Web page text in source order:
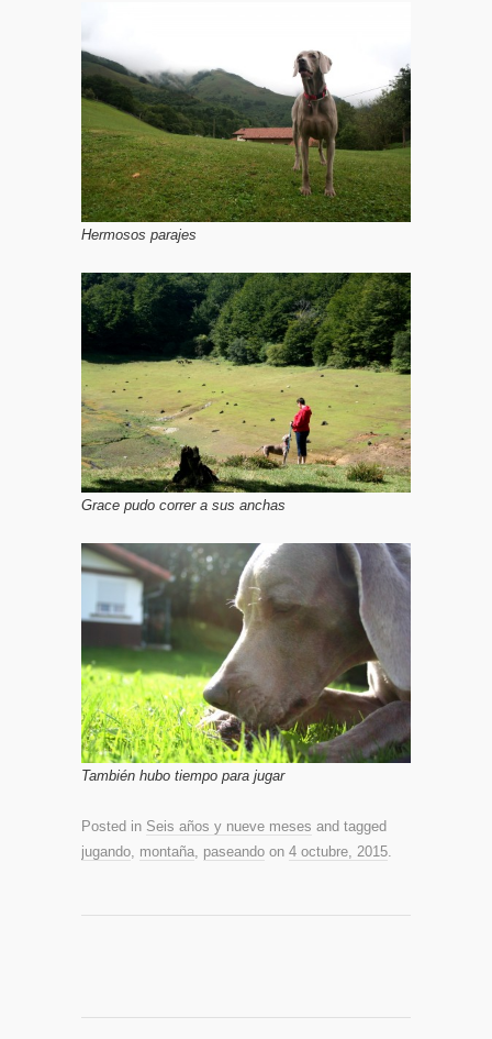
Hermosos parajes
Grace pudo correr a sus anchas
También hubo tiempo para jugar
Posted in Seis años y nueve meses and tagged
jugando montaña paseando on 4 octubre, 2015